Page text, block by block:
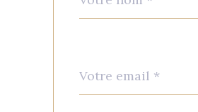
par
*